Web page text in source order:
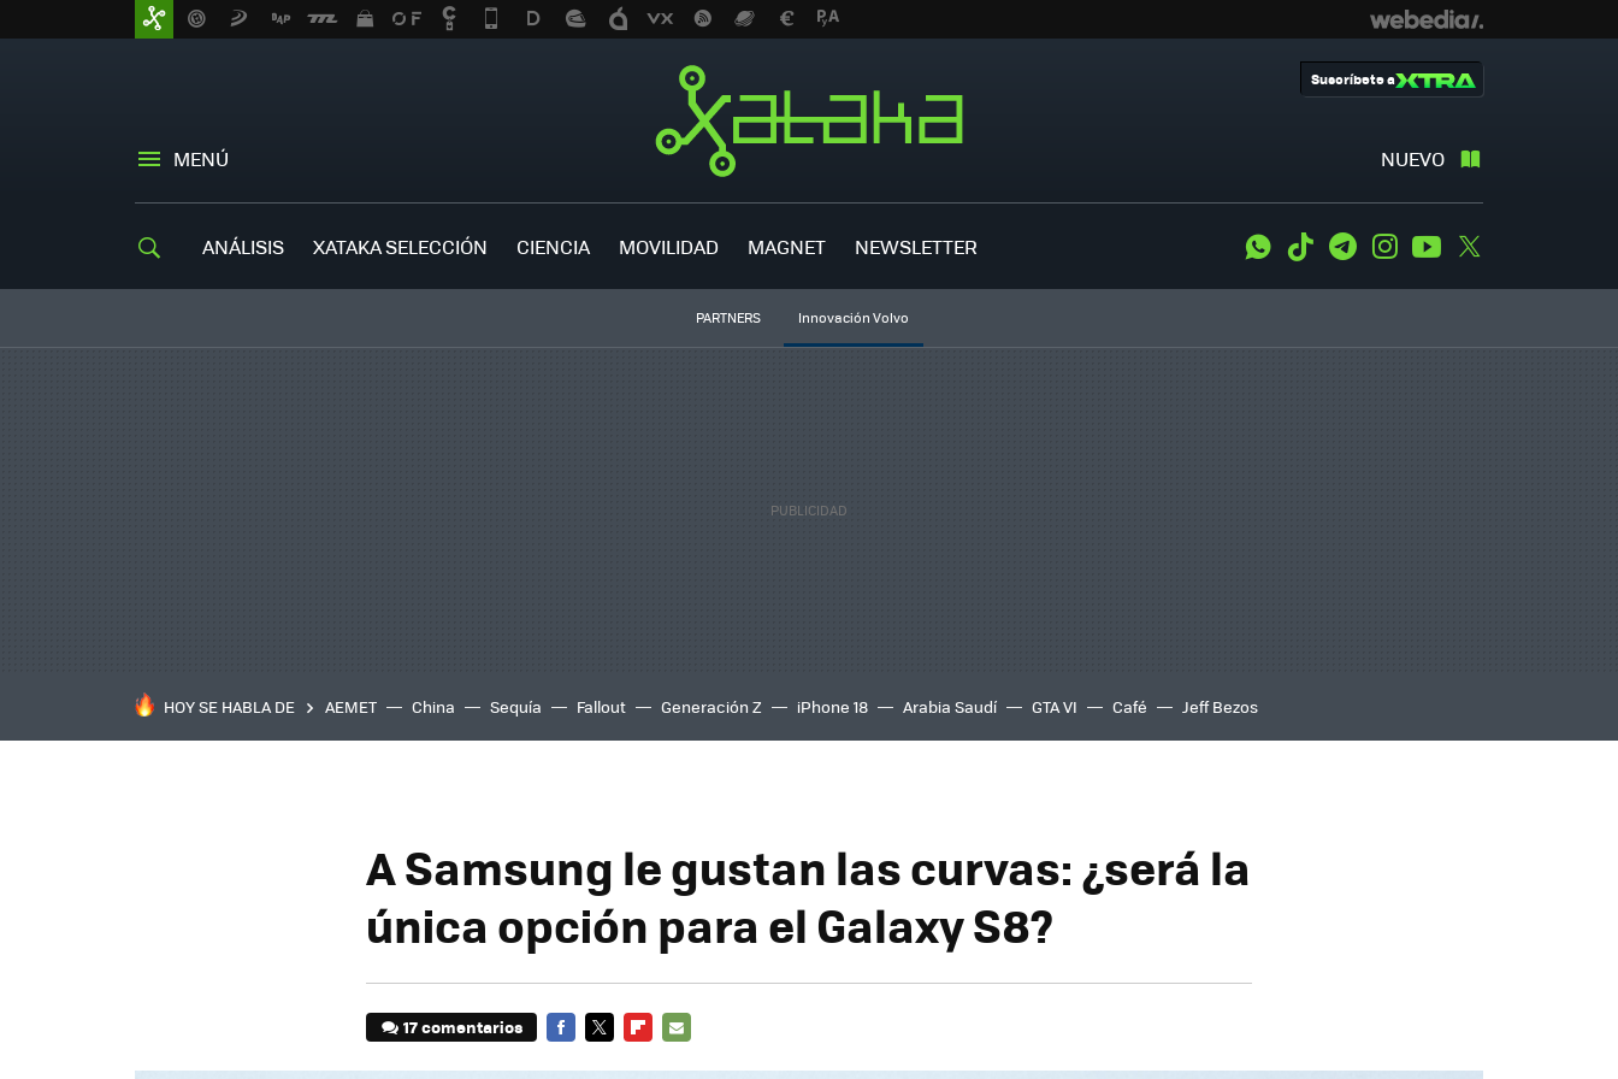
MENÚ NUEVO
Suscríbete a
ANÁLISIS XATAKA SELECCIÓN CIENCIA MOVILIDAD MAGNET NEWSLETTER WhatsApp
Tiktok TelegramInstagramYoutube
PARTNERS Innovación Volvo
HOY SE HABLA DE AEMET China Sequía Fallout Generación Z iPhone 18 Arabia Saudí GTA VI Café Jeff Bezos
A Samsung le gustan las curvas: ¿será la
única opción para el Galaxy S8?
17 comentarios